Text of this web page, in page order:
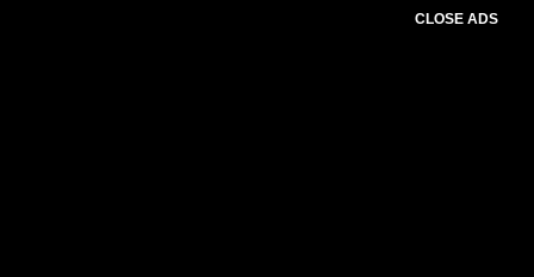
CLOSE ADS